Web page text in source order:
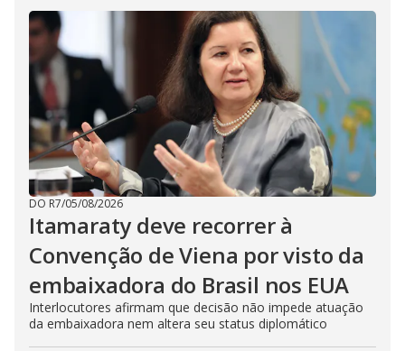
DO R7/05/08/2026
Itamaraty deve recorrer à
Convenção de Viena por visto da
embaixadora do Brasil nos EUA
Interlocutores afirmam que decisão não impede atuação
da embaixadora nem altera seu status diplomático